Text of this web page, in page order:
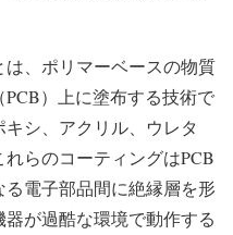
、ポリマーベースの物質
）上に塗布する技術で
シ、アクリル、ウレタ
らのコーティングはPCB
電子部品間に絶縁層を形
が過酷な環境で動作する